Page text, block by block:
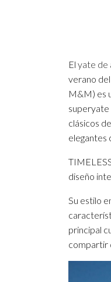
El yate de
verano
M&M) es
superyate
clásicos
elegantes
diseño
Su estilo
principal
compartir